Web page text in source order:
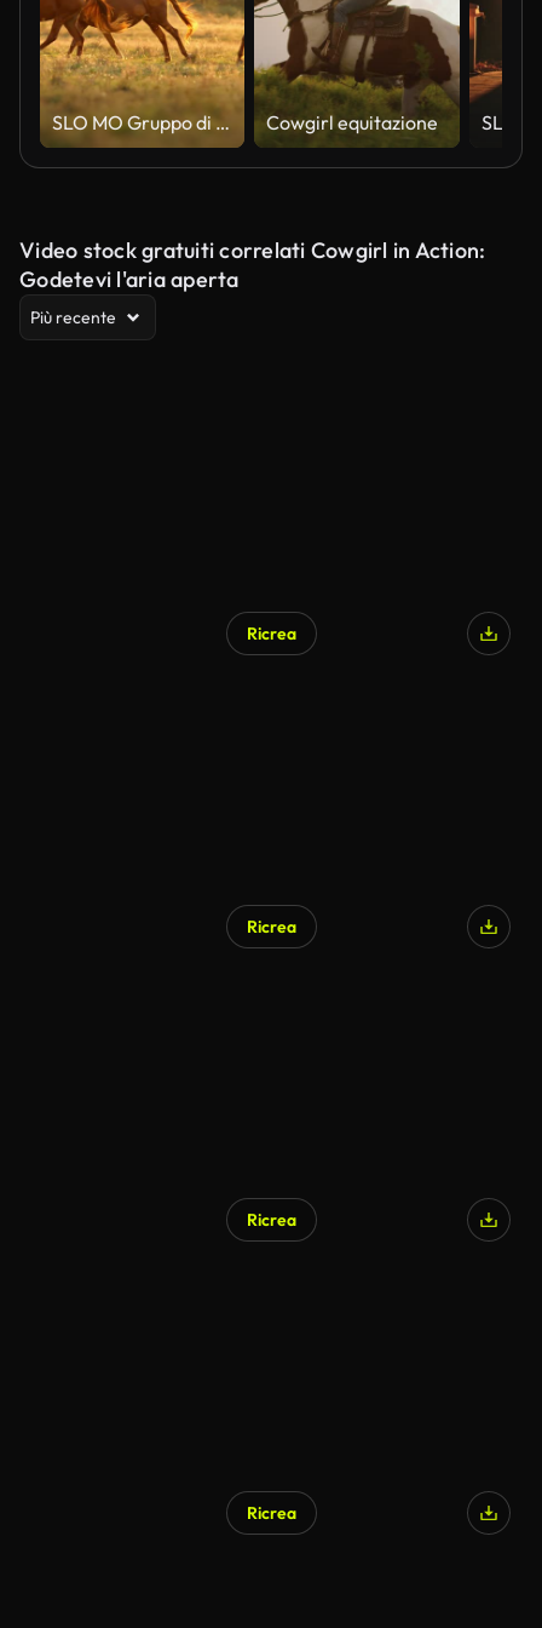
SLO MO Gruppo di cavalli femminili che corrono sul prato erboso durante l'ora d'oro Cowgirl equitazione
Video stock gratuiti correlati Cowgirl in Action:
Godetevi l'aria aperta
Più recente
Ricrea
Ricrea
Ricrea
Ricrea